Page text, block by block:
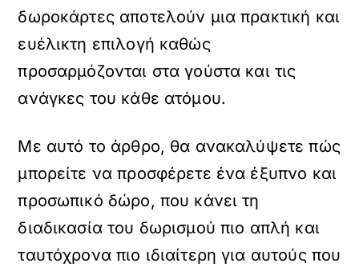
δωροκάρτες αποτελούν μια πρακτική και
ευέλικτη επιλογή καθώς
προσαρμόζονται στα γούστα και τις
ανάγκες του κάθε ατόμου.
Με αυτό το άρθρο, θα ανακαλύψετε πώς
μπορείτε να προσφέρετε ένα έξυπνο και
προσωπικό δώρο, που κάνει τη
διαδικασία του δωρισμού πιο απλή και
ταυτόχρονα πιο ιδιαίτερη για αυτούς που